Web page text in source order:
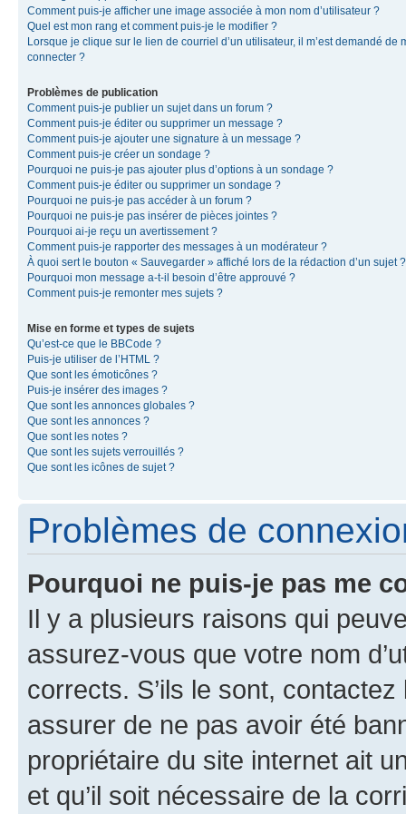
Comment puis-je afficher une image associée à mon nom d’utilisateur ?
Quel est mon rang et comment puis-je le modifier ?
Lorsque je clique sur le lien de courriel d’un utilisateur, il m’est demandé de
connecter ?
Problèmes de publication
Comment puis-je publier un sujet dans un forum ?
Comment puis-je éditer ou supprimer un message ?
Comment puis-je ajouter une signature à un message ?
Comment puis-je créer un sondage ?
Pourquoi ne puis-je pas ajouter plus d’options à un sondage ?
Comment puis-je éditer ou supprimer un sondage ?
Pourquoi ne puis-je pas accéder à un forum ?
Pourquoi ne puis-je pas insérer de pièces jointes ?
Pourquoi ai-je reçu un avertissement ?
Comment puis-je rapporter des messages à un modérateur ?
À quoi sert le bouton « Sauvegarder » affiché lors de la rédaction d’un sujet ?
Pourquoi mon message a-t-il besoin d’être approuvé ?
Comment puis-je remonter mes sujets ?
Mise en forme et types de sujets
Qu’est-ce que le BBCode ?
Puis-je utiliser de l’HTML ?
Que sont les émoticônes ?
Puis-je insérer des images ?
Que sont les annonces globales ?
Que sont les annonces ?
Que sont les notes ?
Que sont les sujets verrouillés ?
Que sont les icônes de sujet ?
Problèmes de
Pourquoi ne puis-je pas me
Il y a plusieurs raisons qui
assurez-vous que votre nom
corrects. S’ils le sont,
assurer de ne pas avoir été
propriétaire du site internet ait
et qu’il soit nécessaire de la